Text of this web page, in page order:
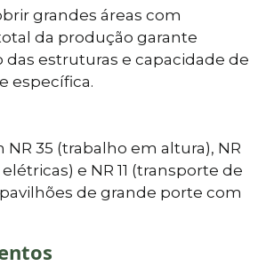
grandes áreas com
da produção garante
estruturas e capacidade de
específica.
35 (trabalho em altura), NR
e NR 11 (transporte de
de grande porte com